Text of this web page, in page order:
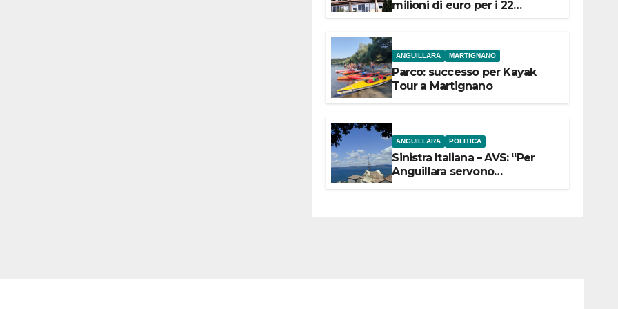
milioni di euro per i 22
ANGUILLARA MARTIGNANO
Parco: successo per Kayak
Tour a Martignano
ANGUILLARA POLITICA
Sinistra Italiana – AVS: “Per
Anguillara servono